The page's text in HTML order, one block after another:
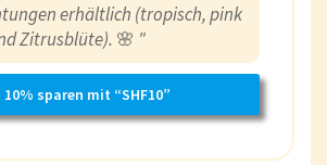
erhältlich (tropisch, pink
Zitrusblüte). 🌸 "
10% sparen mit “SHF10”